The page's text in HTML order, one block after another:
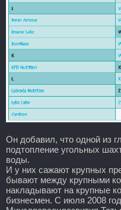
Он добавил, что одной из
подтопление угольных
воды.
И у них сажают крупных
бывают между крупными
накладывают на крупные
бизнесмен. С июля 2008